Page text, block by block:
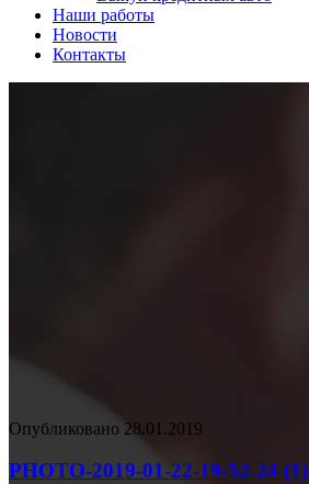
Наши работы
Новости
Контакты
Опубликовано 28.01.2019
PHOTO-2019-01-22-19-52-24 (1)